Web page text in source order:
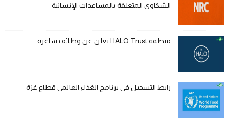
الشكاوى المتعلقة بالمساعدات الإنسانية
منظمة HALO Trust تعلن عن وظائف شاغرة
رابط التسجيل في برنامج الغذاء العالمي قطاع غزة